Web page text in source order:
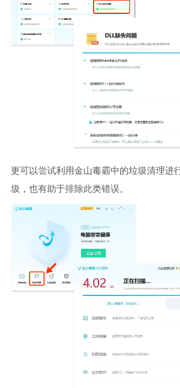
更可以尝试利用金山毒霸中的垃圾清理进
圾，也有助于排除此类错误。